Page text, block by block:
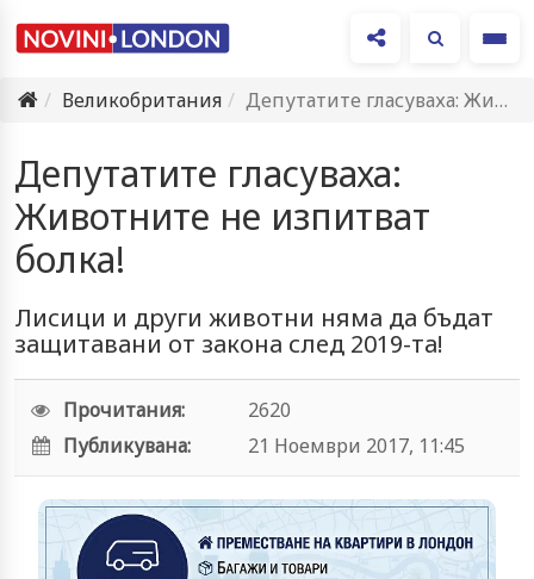
Великобритания
Депутатите гласуваха: Животните не изпитват болка!
Депутатите гласуваха:
Животните не изпитват
болка!
Лисици и други животни няма да бъдат
защитавани от закона след 2019-та!
Прочитания:
2620
Публикувана:
21 Ноември 2017, 11:45